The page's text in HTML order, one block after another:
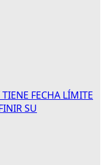
FECHA LÍMITE
SU